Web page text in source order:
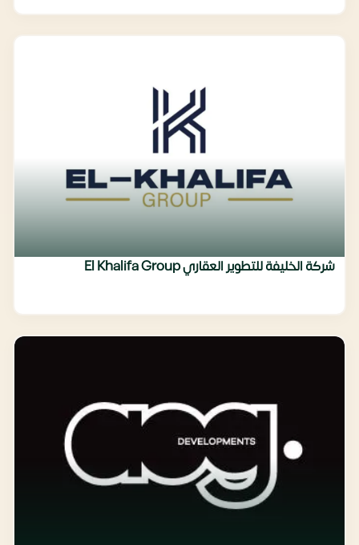
شركة الخليفة للتطوير العقاري El Khalifa Group